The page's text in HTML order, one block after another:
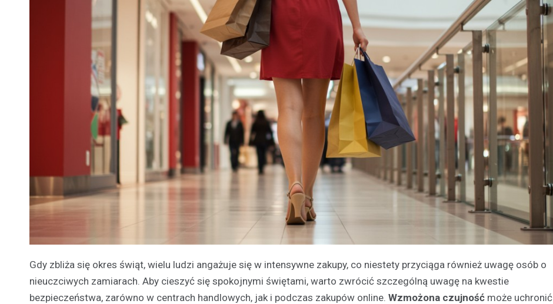
Gdy zbliża się okres świąt, wielu ludzi angażuje się w intensywne zakupy, co niestety przyciąga również uwagę osób o
nieuczciwych zamiarach. Aby cieszyć się spokojnymi świętami, warto zwrócić szczególną uwagę na kwestie
bezpieczeństwa, zarówno w centrach handlowych, jak i podczas zakupów online. Wzmożona czujność może uchronić